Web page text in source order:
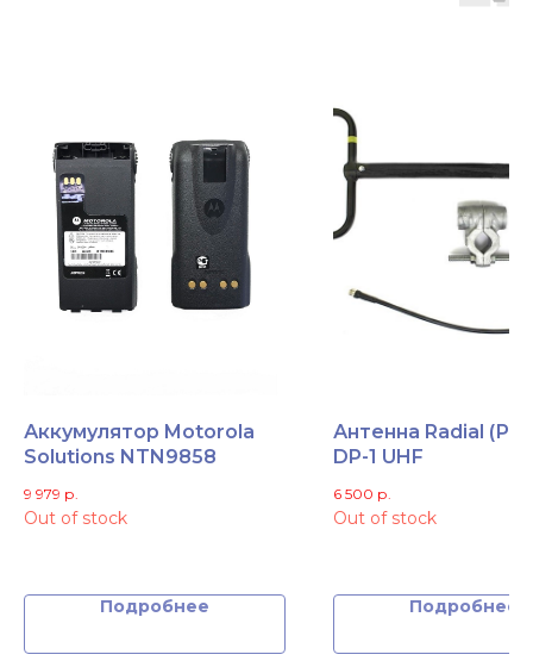
Аккумулятор Motorola
Solutions NTN9858
9 979 р.
Out of stock
Подробнее
Антенна Radial
DP-1 UHF
6 500 р.
Out of stock
Подробнее